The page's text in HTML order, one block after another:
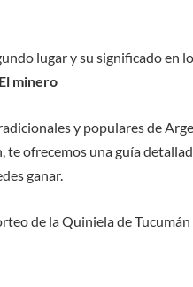
lugar y su significado en
El minero
y populares de
ofrecemos una guía
ganar.
de la Quiniela de Tucumán